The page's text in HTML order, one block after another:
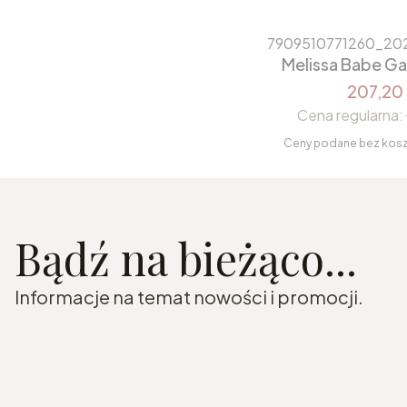
Melissa Babe
207,20
Cena regularna:
Ceny podane bez
Bądź na bieżąco...
Informacje na temat nowości i promocji.